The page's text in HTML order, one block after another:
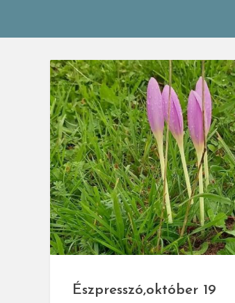
Észpresszó,október 19